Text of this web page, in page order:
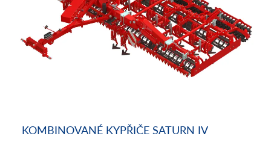
KOMBINOVANÉ KYPŘIČE SATURN IV